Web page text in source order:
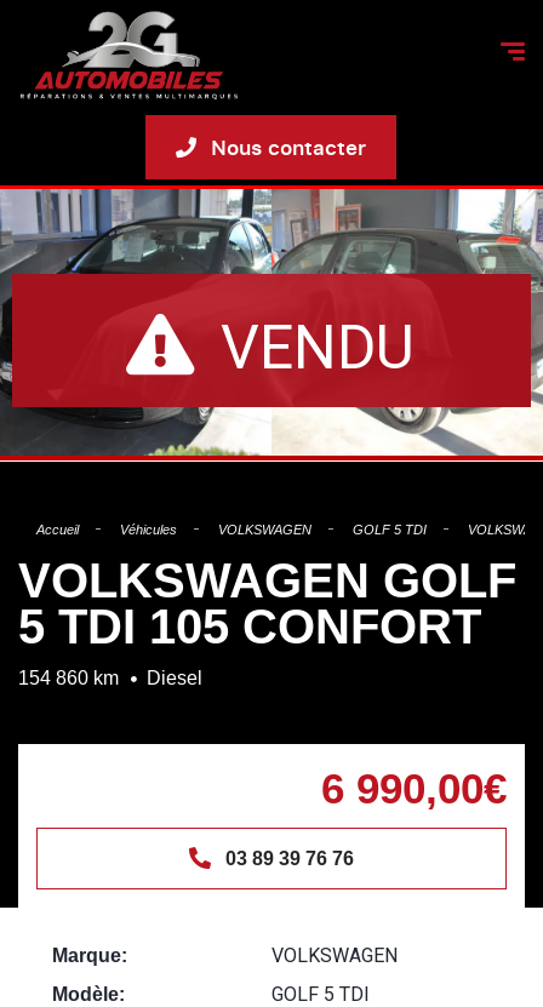
Nous contacter
VENDU
Accueil Véhicules VOLKSWAGEN GOLF 5 TDI
VOLKSWAGEN GOLF
5 TDI 105 CONFORT
154 860 km Diesel
6 990,00€
03 89 39 76 76
Marque: VOLKSWAGEN
Modèle: GOLF 5 TDI